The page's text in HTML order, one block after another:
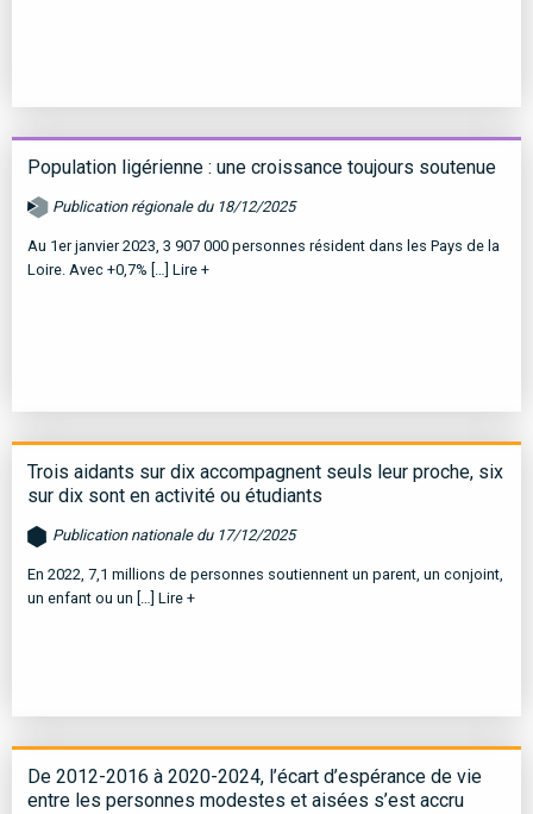
Population ligérienne : une croissance toujours soutenue
Publication régionale du 18/12/2025
Au 1er janvier 2023, 3 907 000 personnes résident dans les Pays de la
Loire. Avec +0,7% […] Lire +
Trois aidants sur dix accompagnent seuls leur proche, six
sur dix sont en activité ou étudiants
Publication nationale du 17/12/2025
En 2022, 7,1 millions de personnes soutiennent un parent, un conjoint,
un enfant ou un […] Lire +
De 2012-2016 à 2020-2024, l’écart d’espérance de vie
entre les personnes modestes et aisées s’est accru